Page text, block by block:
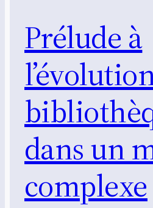
Prélude à
dans un
complexe